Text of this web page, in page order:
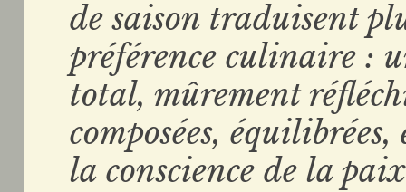
de saison traduisent
préférence culinaire :
total, mûrement
composées,
la conscience de la